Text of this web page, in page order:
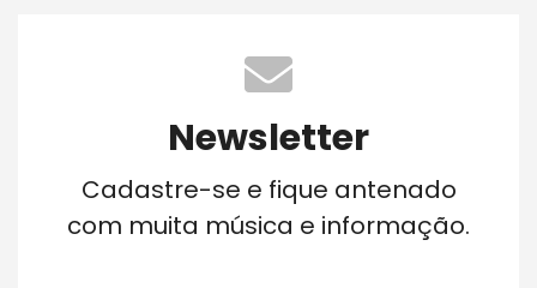
Newsletter
Cadastre-se e fique antenado
com muita música e informação.